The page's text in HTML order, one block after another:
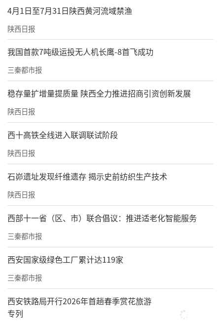
4月1日至7月31日陕西黄河流域禁渔
陕西日报
我国首款7吨级运投无人机长鹰-8首飞成功
三秦都市报
稳存量扩增量提质量 陕西全力推进招商引资创新发展
陕西日报
西十高铁全线进入联调联试阶段
陕西日报
石峁遗址发现纤维遗存 揭示史前纺织生产技术
陕西日报
西部十一省（区、市）联合倡议：推进适老化智能服务
三秦都市报
西安国家级绿色工厂累计达119家
三秦都市报
西安铁路局开行2026年首趟春季赏花旅游
专列